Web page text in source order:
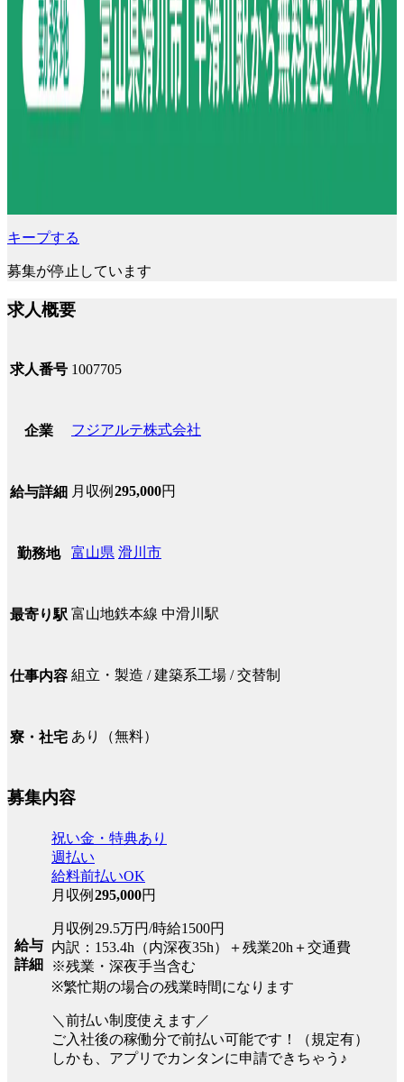
キープする
募集が停止しています
求人概要
求人番号 1007705
企業 フジアルテ株式会社
給与詳細 月収例 295,000円
勤務地 富山県 滑川市
最寄り駅 富山地鉄本線 中滑川駅
仕事内容 組立・製造 / 建築系工場 / 交替制
寮・社宅 あり（無料）
募集内容
給与
詳細
祝い金・特典あり
週払い
給料前払いOK
月収例 295,000円
月収例29.5万円/時給1500円
内訳：153.4h（内深夜35h）＋残業20h＋交通費
※残業・深夜手当含む
※繁忙期の場合の残業時間になります
＼前払い制度使えます／
ご入社後の稼働分で前払い可能です！（規定有）
しかも、アプリでカンタンに申請できちゃう♪